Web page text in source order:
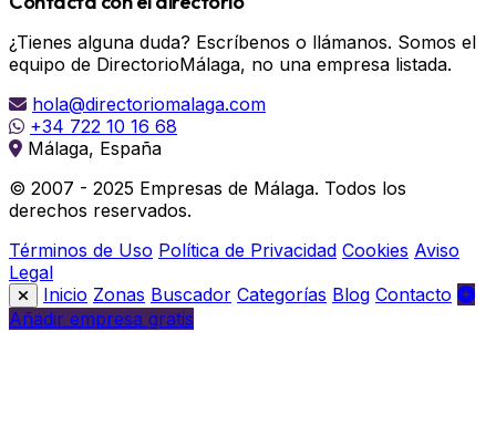
¿Tienes alguna duda? Escríbenos o llámanos. Somos el
equipo de DirectorioMálaga, no una empresa listada.
hola@directoriomalaga.com
+34 722 10 16 68
Málaga, España
© 2007 - 2025 Empresas de Málaga. Todos los
derechos reservados.
Términos de Uso Política de Privacidad Cookies Aviso
Legal
Inicio Zonas Buscador Categorías Blog Contacto
Añadir empresa gratis